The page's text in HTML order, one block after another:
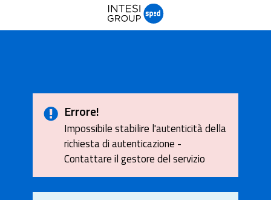
Errore!
Impossibile stabilire l'autenticità della
richiesta di autenticazione -
Contattare il gestore del servizio